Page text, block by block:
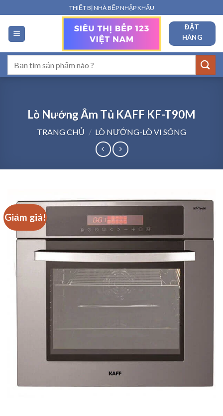
qua
nội
dung
THIẾT BỊ NHÀ BẾP NHẬP KHẨU
ĐẶT
HÀNG
kiếm:
Lò Nướng Âm Tủ KAFF KF-T90M
TRANG CHỦ / LÒ NƯỚNG-LÒ VI SÓNG
Giảm giá!